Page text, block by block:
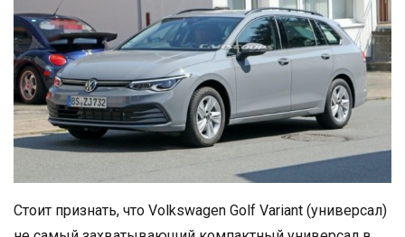
Стоит признать, что Volkswagen Golf Variant (универсал)